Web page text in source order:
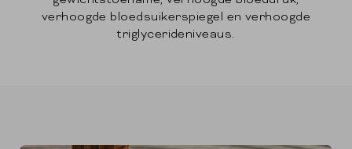
verhoogde bloedsuikerspiegel en verhoogde
triglycerideniveaus.